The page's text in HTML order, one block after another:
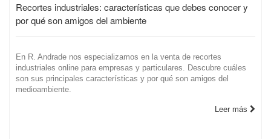
Recortes industriales: características que debes conocer y
por qué son amigos del ambiente
En R. Andrade nos especializamos en la venta de recortes
industriales online para empresas y particulares. Descubre cuáles
son sus principales características y por qué son amigos del
medioambiente.
Leer más